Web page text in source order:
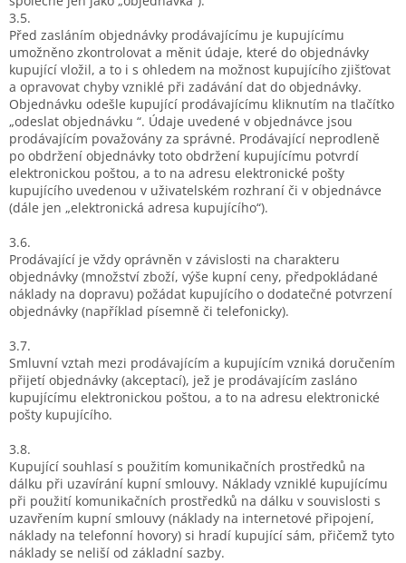
3.5.
Před zasláním objednávky prodávajícímu je kupujícímu
umožněno zkontrolovat a měnit údaje, které do objednávky
kupující vložil, a to i s ohledem na možnost kupujícího zjišťovat
a opravovat chyby vzniklé při zadávání dat do objednávky.
Objednávku odešle kupující prodávajícímu kliknutím na tlačítko
„odeslat objednávku “. Údaje uvedené v objednávce jsou
prodávajícím považovány za správné. Prodávající neprodleně
po obdržení objednávky toto obdržení kupujícímu potvrdí
elektronickou poštou, a to na adresu elektronické pošty
kupujícího uvedenou v uživatelském rozhraní či v objednávce
(dále jen „elektronická adresa kupujícího“).
3.6.
Prodávající je vždy oprávněn v závislosti na charakteru
objednávky (množství zboží, výše kupní ceny, předpokládané
náklady na dopravu) požádat kupujícího o dodatečné potvrzení
objednávky (například písemně či telefonicky).
3.7.
Smluvní vztah mezi prodávajícím a kupujícím vzniká doručením
přijetí objednávky (akceptací), jež je prodávajícím zasláno
kupujícímu elektronickou poštou, a to na adresu elektronické
pošty kupujícího.
3.8.
Kupující souhlasí s použitím komunikačních prostředků na
dálku při uzavírání kupní smlouvy. Náklady vzniklé kupujícímu
při použití komunikačních prostředků na dálku v souvislosti s
uzavřením kupní smlouvy (náklady na internetové připojení,
náklady na telefonní hovory) si hradí kupující sám, přičemž tyto
náklady se neliší od základní sazby.